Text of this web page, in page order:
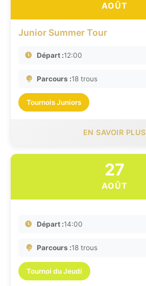
AOÛT
Junior Summer Tour
Départ :12:00
Parcours :18 trous
Tournois Juniors
EN SAVOIR PLUS
27
AOÛT
Départ :14:00
Parcours :18 trous
Tournoi du Jeudi